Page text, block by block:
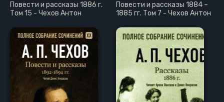
Повести и рассказы 1886 г.
Том 15 - Чехов Антон
Повести и рассказы 1884 –
1885 гг. Том 7 - Чехов Антон